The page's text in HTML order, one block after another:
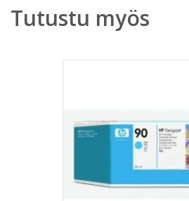
Tutustu myös